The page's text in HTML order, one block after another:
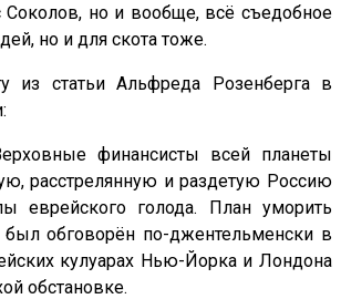
Соколов, но и вообще, всё съедобное
но и для скота тоже.
из статьи Альфреда Розенберга в
финансисты всей планеты
расстрелянную и раздетую Россию
еврейского голода. План уморить
обговорён по-джентельменски в
кулуарах Нью-Йорка и Лондона
обстановке.